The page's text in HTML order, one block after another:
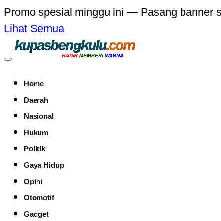
Promo spesial minggu ini — Pasang banner
Lihat Semua
Home
Daerah
Nasional
Hukum
Politik
Gaya Hidup
Opini
Otomotif
Gadget